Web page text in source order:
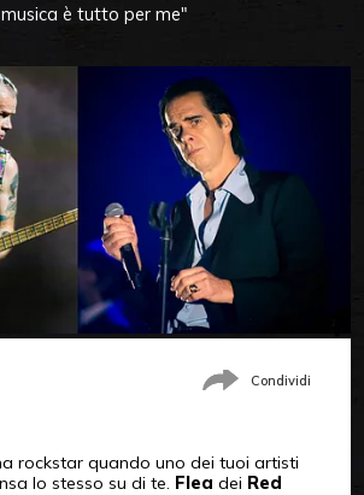
musica è tutto per me"
Condividi
rockstar quando uno dei tuoi artisti
lo stesso su di te. Flea dei Red